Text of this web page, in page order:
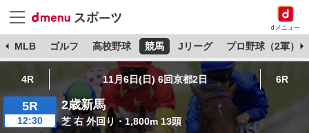
dメニュー
MLB ゴルフ 高校野球 競馬 Jリーグ プロ野球（2軍）
4R 11月6日(日) 6回京都2日 6R
5R
12:30
2歳新馬
芝 右 外回り・1,800m 13頭